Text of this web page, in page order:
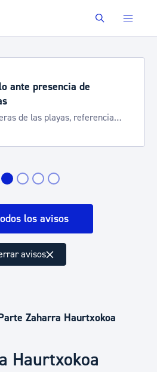
Buscar
ante presencia de
de las playas, referencia
los avisos
avisos
Zaharra Haurtxokoa
Haurtxokoa